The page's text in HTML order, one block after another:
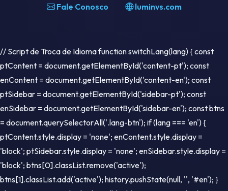
Fale Conosco luminvs.com
// Script de Troca de Idioma function switchLang(lang) { const
ptContent = document.getElementById('content-pt'); const
enContent = document.getElementById('content-en'); const
ptSidebar = document.getElementById('sidebar-pt'); const
enSidebar = document.getElementById('sidebar-en'); const btns
= document.querySelectorAll('.lang-btn'); if (lang === 'en') {
ptContent.style.display = 'none'; enContent.style.display =
'block'; ptSidebar.style.display = 'none'; enSidebar.style.display =
'block'; btns[0].classList.remove('active');
btns[1].classList.add('active'); history.pushState(null, '', '#en'); }